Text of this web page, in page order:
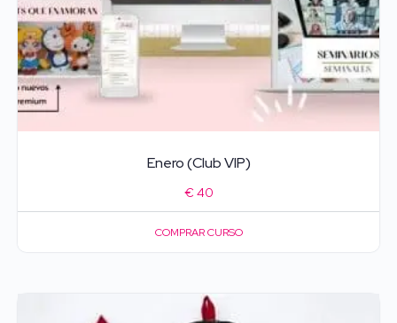
Enero (Club VIP)
€ 40
COMPRAR CURSO